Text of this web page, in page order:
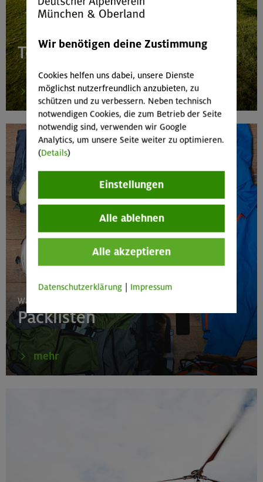
Tourenplanung
mehr
Was muss mit auf Tour?
Packlisten
mehr
Wir benötigen deine Zustimmung
Cookies helfen uns dabei, unsere Dienste
möglichst nutzerfreundlich anzubieten, zu
schützen und zu verbessern. Neben technisch
notwendigen Cookies, die zum Betrieb der Seite
notwendig sind, verwenden wir Google
Analytics, um unsere Seite weiter zu optimieren.
(Details)
Einstellungen
Alle ablehnen
Alle akzeptieren
Datenschutzerklärung Impressum